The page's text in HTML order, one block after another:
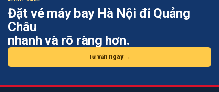
Đặt vé máy bay Hà Nội đi Quảng
Châu
nhanh và rõ ràng hơn.
Tư vấn ngay →